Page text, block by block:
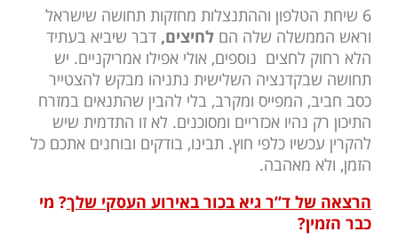
6 שיחת הטלפון וההתנצלות מחזקות תחושה שישראל
וראש הממשלה שלה הם לחיצים, דבר שיביא בעתיד
הלא רחוק לחצים נוספים, אולי אפילו אמריקניים. יש
תחושה שבקדנציה השלישית נתניהו מבקש להצטייר
כסב חביב, המפייס ומקרב, בלי להבין שהתנאים במזרח
התיכון רק נהיו אכזריים ומסוכנים. לא זו התדמית שיש
להקרין עכשיו כלפי חוץ. תבינו, בודקים ובוחנים אתכם כל
הזמן, ולא מאהבה.
הרצאה של ד”ר גיא בכור באירוע העסקי שלך? מי
כבר הזמין?